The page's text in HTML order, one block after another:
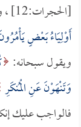
[الحجرات:12] ، ويقول سبحانه:
أَوْلِيَاءُ بَعْضٍ
ويقول سبحانه:
وَتَنْهَوْنَ عَنِ الْمُنكَرِ
فالواجب عليك